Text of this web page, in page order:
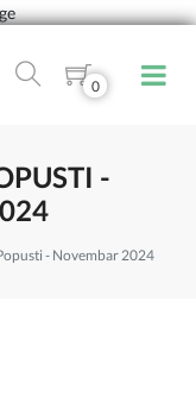
0
-
- Novembar 2024